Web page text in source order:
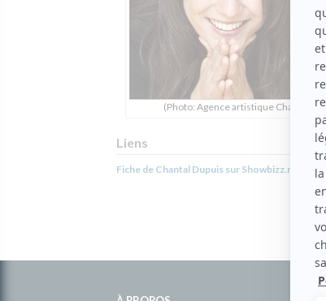
(Photo: Agence artistique Chantal
Liens
Fiche de Chantal Dupuis sur Showbizz.net